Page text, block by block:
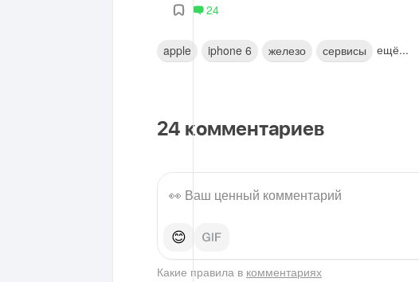
24
apple iphone 6 железо сервисы ещё...
24 комментариев
😊
Какие правила в комментариях